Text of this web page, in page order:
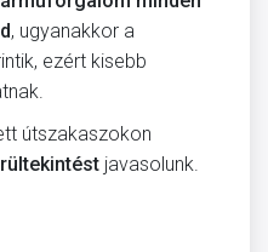
, ugyanakkor a
ezért kisebb
útszakaszokon
javasolunk.